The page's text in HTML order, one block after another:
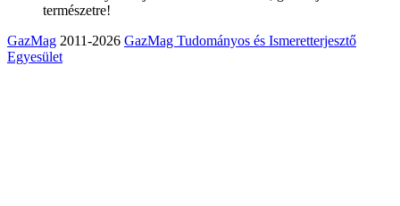
természetre!
GazMag 2011-2026 GazMag Tudományos és Ismeretterjesztő
Egyesület